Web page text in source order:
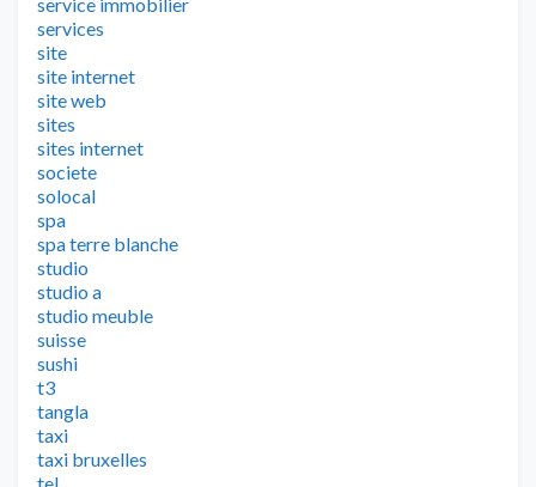
services
site
site internet
site web
sites
sites internet
societe
solocal
spa
spa terre blanche
studio
studio a
studio meuble
suisse
sushi
t3
tangla
taxi
taxi bruxelles